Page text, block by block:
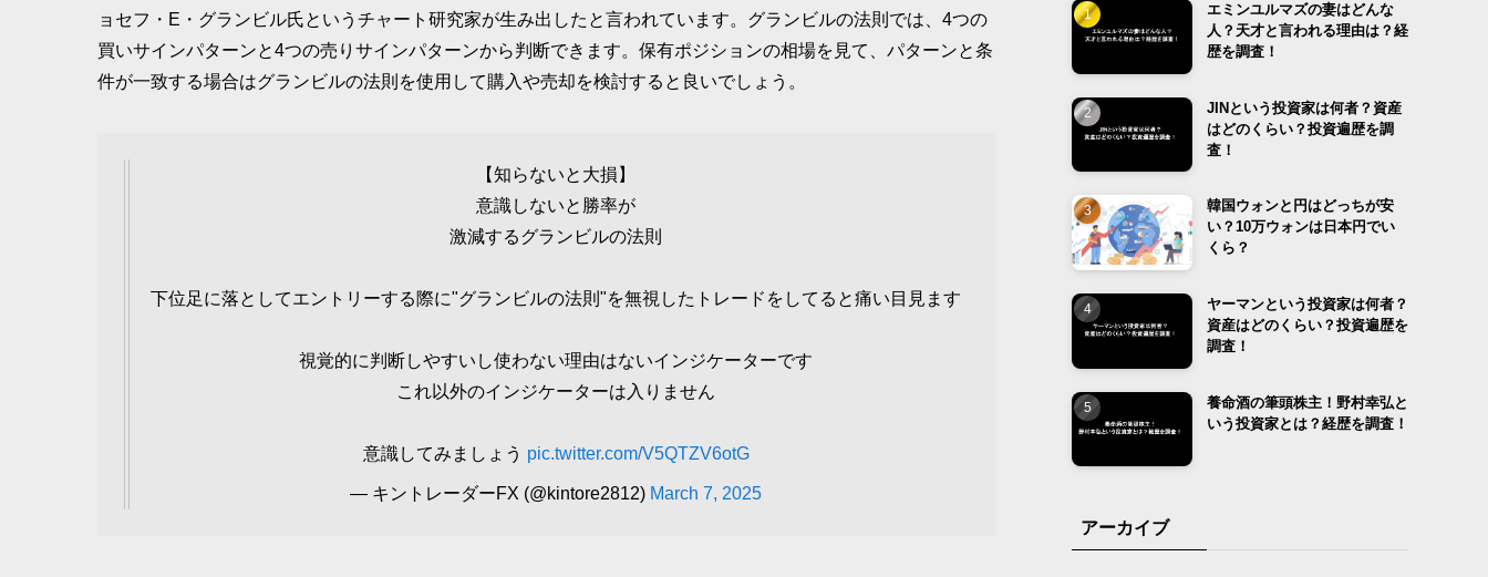
ョセフ・E・グランビル氏というチャート研究家が生み出したと言われています。グランビルの法則では、4つの
買いサインパターンと4つの売りサインパターンから判断できます。保有ポジションの相場を見て、パターンと条
件が一致する場合はグランビルの法則を使用して購入や売却を検討すると良いでしょう。
【知らないと大損】
意識しないと勝率が
激減するグランビルの法則
下位足に落としてエントリーする際に"グランビルの法則"を無視したトレードをしてると痛い目見ます
視覚的に判断しやすいし使わない理由はないインジケーターです
これ以外のインジケーターは入りません
意識してみましょう pic.twitter.com/V5QTZV6otG
— キントレーダーFX (@kintore2812) March 7, 2025
エミンユルマズの妻はどんな
人？天才と言われる理由は？経
歴を調査！
JINという投資家は何者？資産
はどのくらい？投資遍歴を調
査！
韓国ウォンと円はどっちが安
い？10万ウォンは日本円でい
くら？
ヤーマンという投資家は何者？
資産はどのくらい？投資遍歴を
調査！
養命酒の筆頭株主！野村幸弘と
いう投資家とは？経歴を調査！
アーカイブ